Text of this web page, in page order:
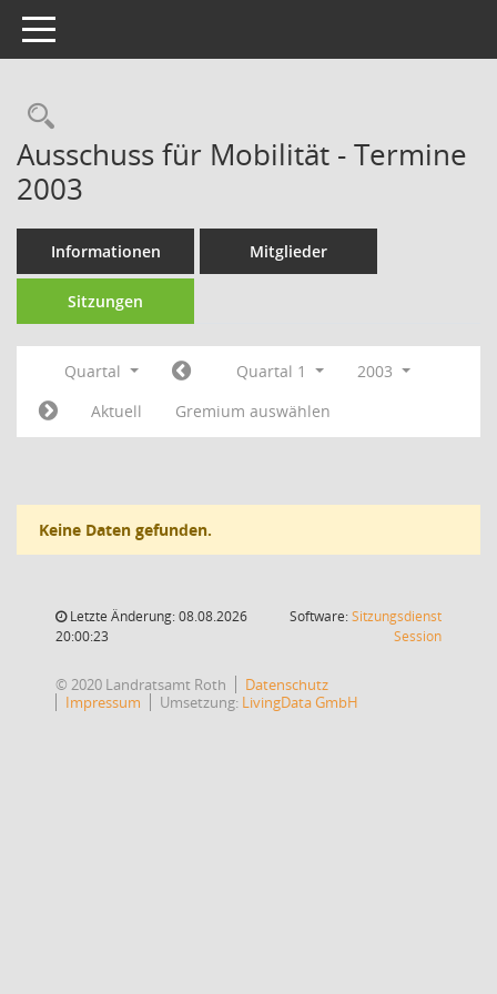
Toggle navigation
Rechercheauswahl
Ausschuss für Mobilität - Termine
2003
Informationen Mitglieder
Sitzungen
Quartal Quartal 1
2003
Aktuell
Gremium auswählen
Keine Daten gefunden.
Letzte Änderung: 08.08.2026
20:00:23
Software:Sitzungsdienst
Session(Wird in
© 2020 Landratsamt Roth
Datenschutz
Impressum
Umsetzung: LivingData GmbH